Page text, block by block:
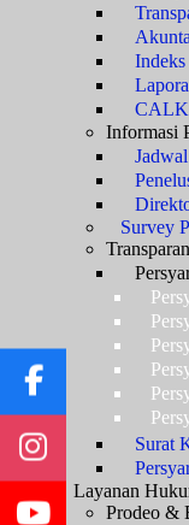
Indeks
CALK
Informasi
Survey
Surat
Layanan
Prodeo &